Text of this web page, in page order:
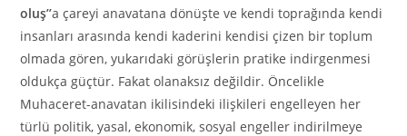
oluş’’a çareyi anavatana dönüşte ve kendi toprağında kendi
insanları arasında kendi kaderini kendisi çizen bir toplum
olmada gören, yukarıdaki görüşlerin pratike indirgenmesi
oldukça güçtür. Fakat olanaksız değildir. Öncelikle
Muhaceret-anavatan ikilisindeki ilişkileri engelleyen her
türlü politik, yasal, ekonomik, sosyal engeller indirilmeye